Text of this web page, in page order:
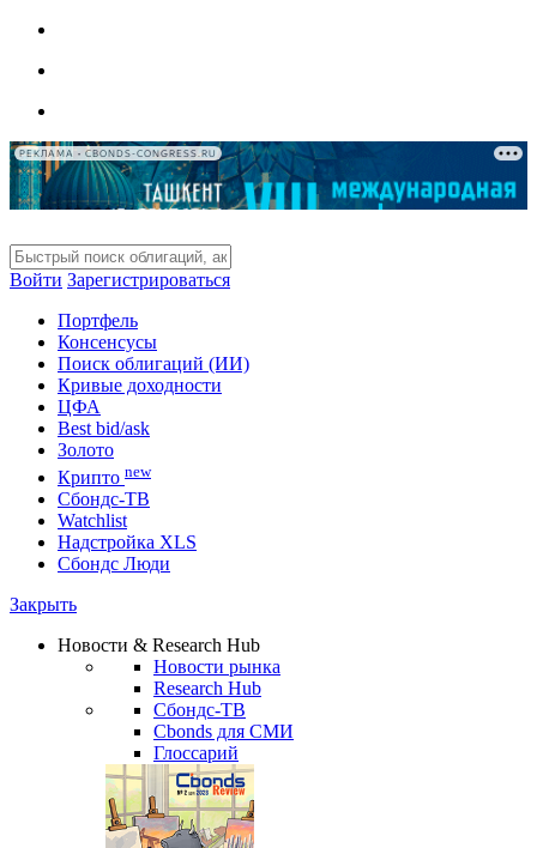
РЕКЛАМА • CBONDS-CONGRESS.RU
Войти Зарегистрироваться
Портфель
Консенсусы
Поиск облигаций (ИИ)
Кривые доходности
ЦФА
Best bid/ask
Золото
Крипто new
Сбондс-ТВ
Watchlist
Надстройка XLS
Сбондс Люди
Закрыть
Новости & Research Hub
Новости рынка
Research Hub
Сбондс-ТВ
Cbonds для СМИ
Глоссарий